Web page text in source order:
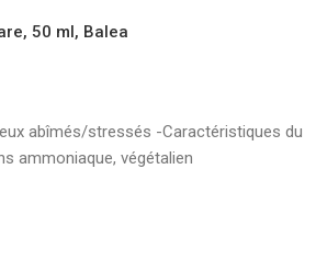
50 ml, Balea
abîmés/stressés -Caractéristiques du
ammoniaque, végétalien